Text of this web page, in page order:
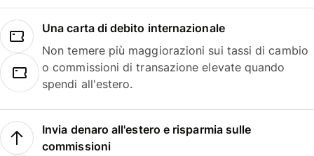
Una carta di debito internazionale
Non temere più maggiorazioni sui tassi di cambio
o commissioni di transazione elevate quando
spendi all'estero.
Invia denaro all'estero e risparmia sulle
commissioni